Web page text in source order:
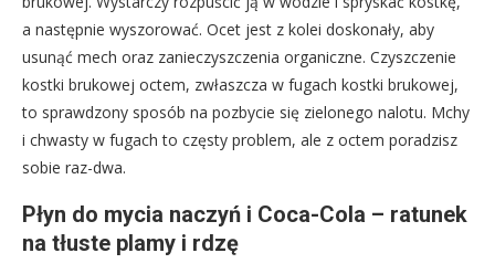
a następnie wyszorować. Ocet jest z kolei doskonały, aby
usunąć mech oraz zanieczyszczenia organiczne. Czyszczenie
kostki brukowej octem, zwłaszcza w fugach kostki brukowej,
to sprawdzony sposób na pozbycie się zielonego nalotu. Mchy
i chwasty w fugach to częsty problem, ale z octem poradzisz
sobie raz-dwa.
Płyn do mycia naczyń i Coca-Cola – ratunek
na tłuste plamy i rdzę